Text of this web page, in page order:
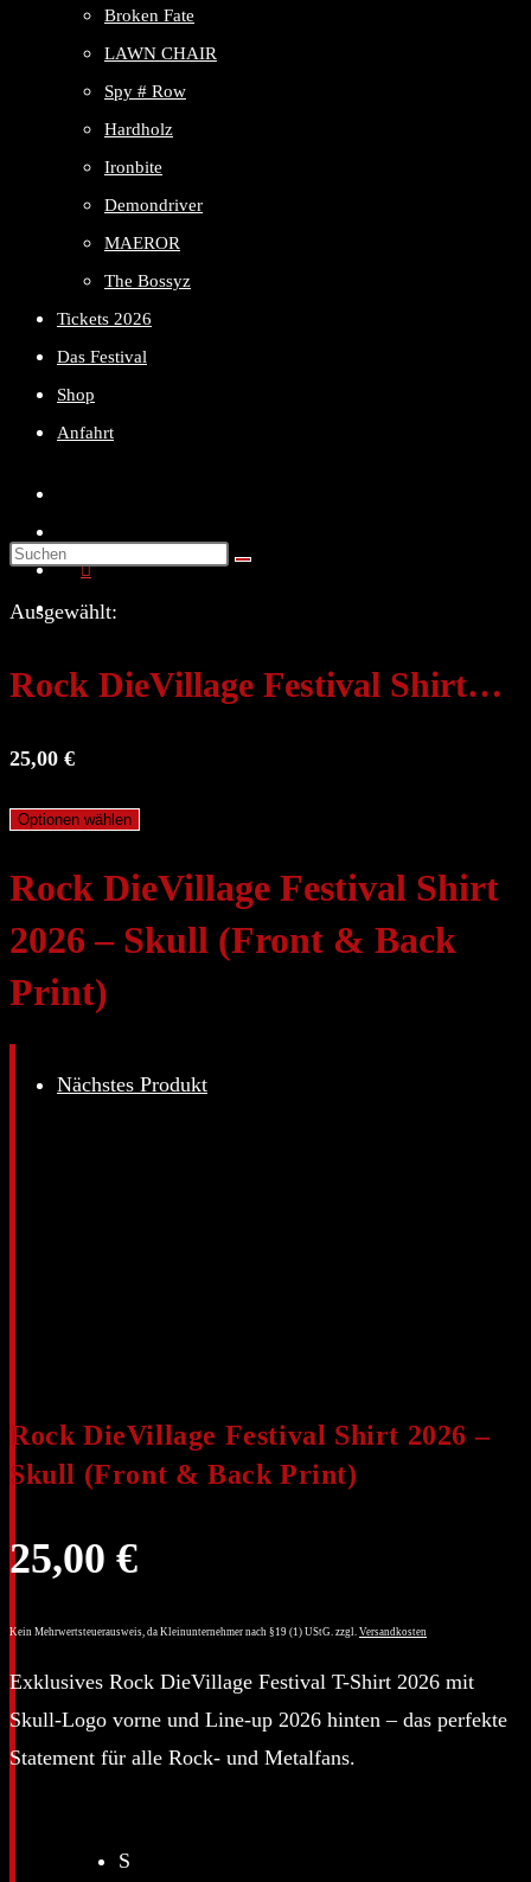
Broken Fate
LAWN CHAIR
Spy # Row
Hardholz
Ironbite
Demondriver
MAEROR
The Bossyz
Tickets 2026
Das Festival
Shop
Anfahrt
Diese
durchsuchen
Ausgewählt:
Rock DieVillage Festival Shirt…
25,00 €
Optionen wählen
Rock DieVillage Festival Shirt
2026 – Skull (Front & Back
Print)
Nächstes Produkt
Rock DieVillage Festival Shirt 2026 –
Skull (Front & Back Print)
25,00 €
Kein Mehrwertsteuerausweis, da Kleinunternehmer nach §19 (1) UStG. zzgl. Versandkosten
Exklusives Rock DieVillage Festival T-Shirt 2026 mit
Skull-Logo vorne und Line-up 2026 hinten – das perfekte
Statement für alle Rock- und Metalfans.
S